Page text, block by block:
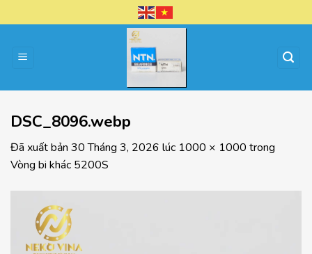
đến
dung
DSC_8096.webp
Đã xuất bản 30 Tháng 3, 2026 lúc 1000 × 1000 trong
Vòng bi khác 5200S